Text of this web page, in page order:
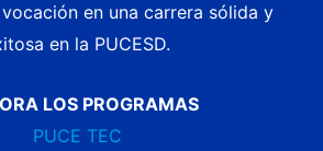
en una carrera sólida y
en la PUCESD.
LOS PROGRAMAS
PUCE TEC